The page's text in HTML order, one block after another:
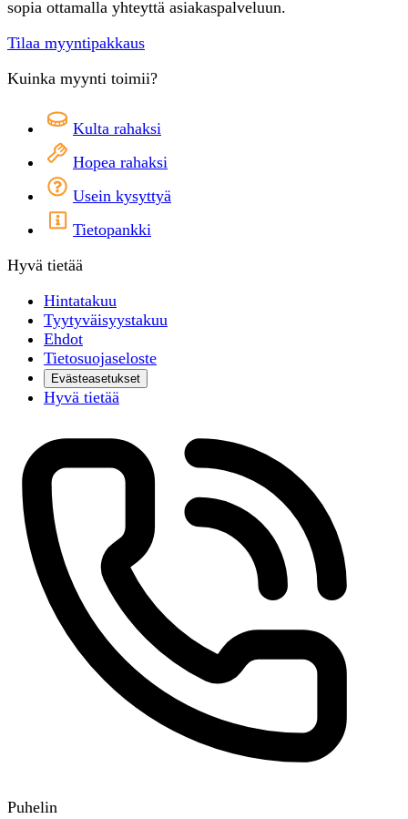
sopia ottamalla yhteyttä asiakaspalveluun.
Tilaa myyntipakkaus
Kuinka myynti toimii?
Kulta rahaksi
Hopea rahaksi
Usein kysyttyä
Tietopankki
Hyvä tietää
Hintatakuu
Tyytyväisyystakuu
Ehdot
Tietosuojaseloste
Evästeasetukset
Hyvä tietää
Puhelin